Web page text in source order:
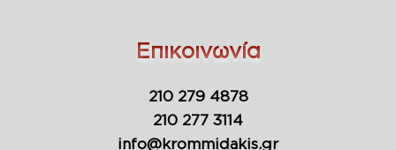
Επικοινωνία
210 279 4878
210 277 3114
info@krommidakis.gr